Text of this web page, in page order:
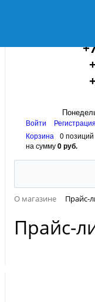
Войти
Регистрация
Корзина
0 позиций
на сумму0 руб.
О магазине Прайс-
Прайс-